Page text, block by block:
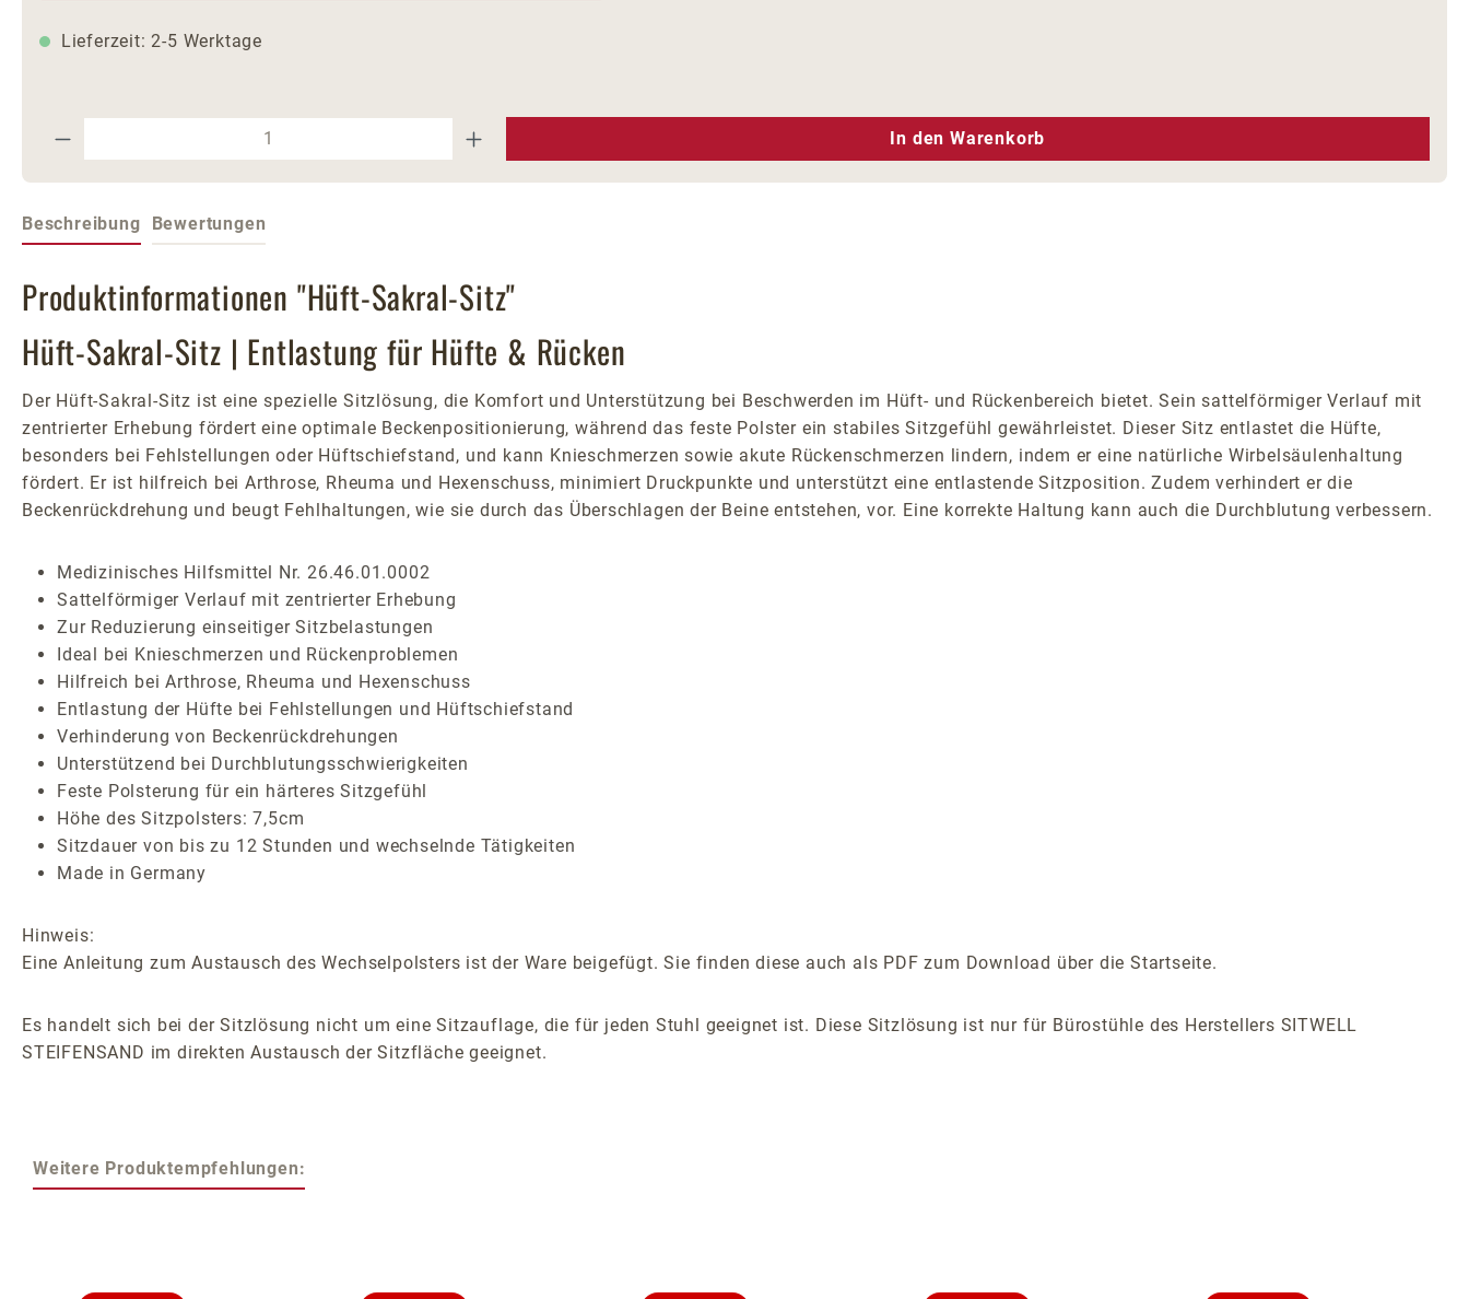
Lieferzeit: 2-5 Werktage
Produkt Anzahl: Gib den gewünschten Wert ein oder benutze die Schaltflächen um die Anzahl zu erhöhen oder zu
In den Warenkorb
Beschreibung Bewertungen
Produktinformationen "Hüft-Sakral-Sitz"
Hüft-Sakral-Sitz | Entlastung für Hüfte & Rücken
Der Hüft-Sakral-Sitz ist eine spezielle Sitzlösung, die Komfort und Unterstützung bei Beschwerden im Hüft- und Rückenbereich bietet. Sein sattelförmiger Verlauf mit
zentrierter Erhebung fördert eine optimale Beckenpositionierung, während das feste Polster ein stabiles Sitzgefühl gewährleistet. Dieser Sitz entlastet die Hüfte,
besonders bei Fehlstellungen oder Hüftschiefstand, und kann Knieschmerzen sowie akute Rückenschmerzen lindern, indem er eine natürliche Wirbelsäulenhaltung
fördert. Er ist hilfreich bei Arthrose, Rheuma und Hexenschuss, minimiert Druckpunkte und unterstützt eine entlastende Sitzposition. Zudem verhindert er die
Beckenrückdrehung und beugt Fehlhaltungen, wie sie durch das Überschlagen der Beine entstehen, vor. Eine korrekte Haltung kann auch die Durchblutung verbessern.
Medizinisches Hilfsmittel Nr. 26.46.01.0002
Sattelförmiger Verlauf mit zentrierter Erhebung
Zur Reduzierung einseitiger Sitzbelastungen
Ideal bei Knieschmerzen und Rückenproblemen
Hilfreich bei Arthrose, Rheuma und Hexenschuss
Entlastung der Hüfte bei Fehlstellungen und Hüftschiefstand
Verhinderung von Beckenrückdrehungen
Unterstützend bei Durchblutungsschwierigkeiten
Feste Polsterung für ein härteres Sitzgefühl
Höhe des Sitzpolsters: 7,5cm
Sitzdauer von bis zu 12 Stunden und wechselnde Tätigkeiten
Made in Germany
Hinweis:
Eine Anleitung zum Austausch des Wechselpolsters ist der Ware beigefügt. Sie finden diese auch als PDF zum Download über die Startseite.
Es handelt sich bei der Sitzlösung nicht um eine Sitzauflage, die für jeden Stuhl geeignet ist. Diese Sitzlösung ist nur für Bürostühle des Herstellers SITWELL
STEIFENSAND im direkten Austausch der Sitzfläche geeignet.
Weitere Produktempfehlungen: